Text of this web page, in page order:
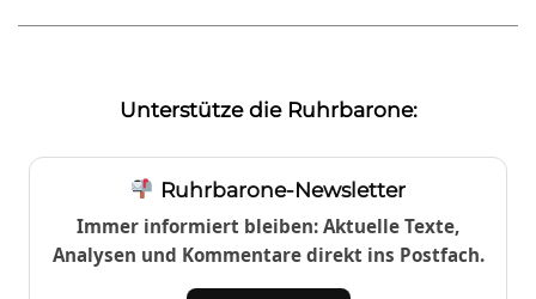
Unterstütze die Ruhrbarone:
Ruhrbarone-Newsletter
Immer informiert bleiben: Aktuelle Texte,
Analysen und Kommentare direkt ins Postfach.